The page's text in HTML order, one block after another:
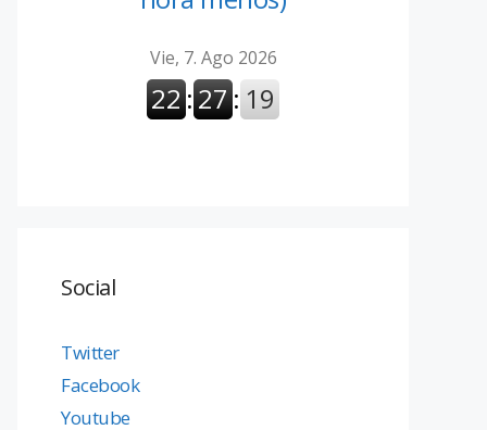
Social
Twitter
Facebook
Youtube